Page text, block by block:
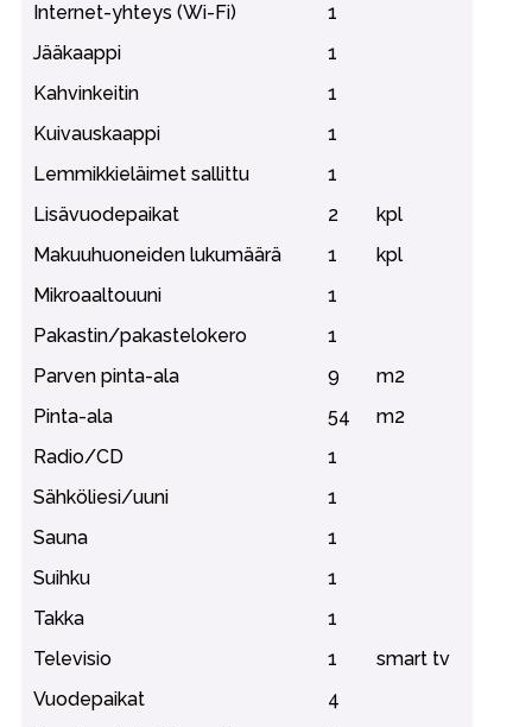
Internet-yhteys (Wi-Fi)
1
Jääkaappi
1
Kahvinkeitin
1
Kuivauskaappi
1
Lemmikkieläimet sallittu
1
Lisävuodepaikat
2
kpl
Makuuhuoneiden lukumäärä
1
kpl
Mikroaaltouuni
1
Pakastin/pakastelokero
1
Parven pinta-ala
9
m2
Pinta-ala
54
m2
Radio/CD
1
Sähköliesi/uuni
1
Sauna
1
Suihku
1
Takka
1
Televisio
1
smart tv
Vuodepaikat
4